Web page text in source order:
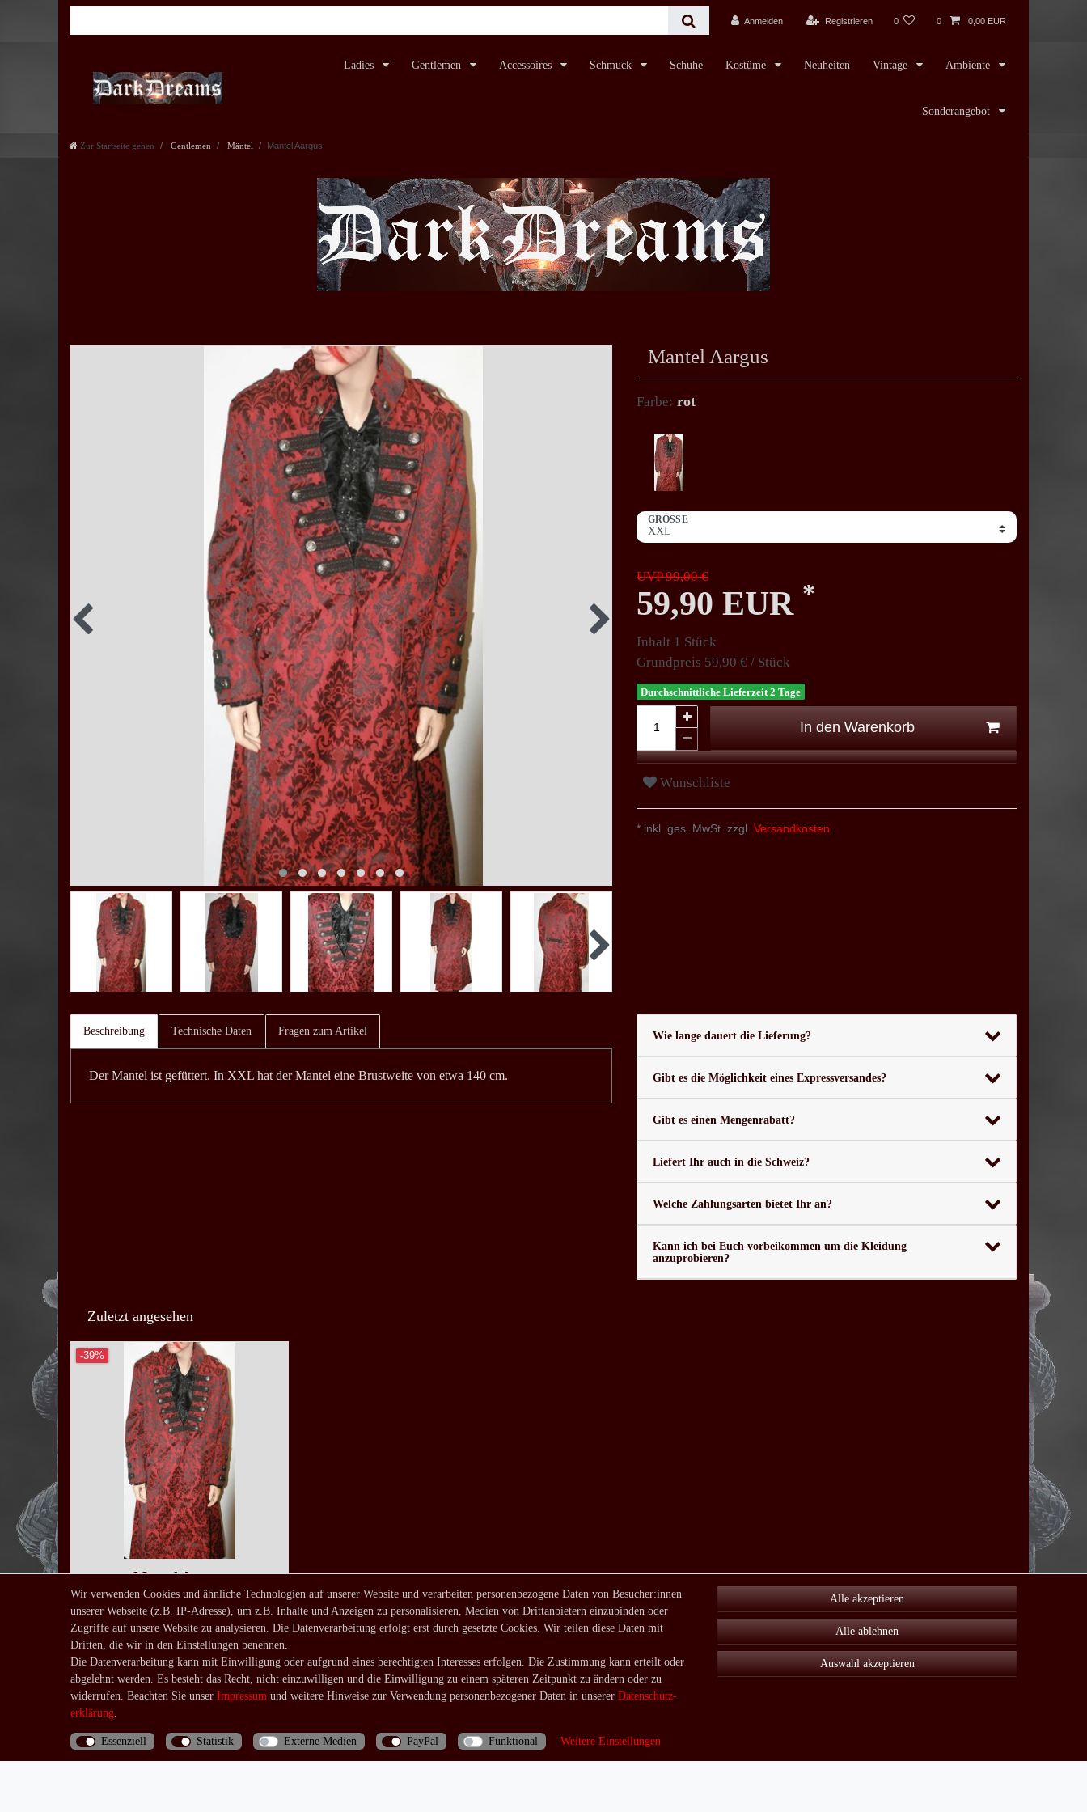
Anmelden Registrieren 0 0 0,00 EUR
Ladies Gentlemen Accessoires Schmuck Schuhe Kostüme Neuheiten Vintage Ambiente
Sonderangebot
Zur Startseite gehen Gentlemen Mäntel Mantel Aargus
Mantel Aargus
Farbe: rot
GRÖSSE
UVP 99,00 €
59,90 EUR *
Inhalt 1 Stück
Grundpreis 59,90 € / Stück
Durchschnittliche Lieferzeit 2 Tage
In den Warenkorb
Wunschliste
* inkl. ges. MwSt. zzgl. Versandkosten
Beschreibung Technische Daten Fragen zum Artikel
Der Mantel ist gefüttert. In XXL hat der Mantel eine Brustweite von etwa 140 cm.
Wie lange dauert die Lieferung?
Gibt es die Möglichkeit eines Expressversandes?
Gibt es einen Mengenrabatt?
Liefert Ihr auch in die Schweiz?
Welche Zahlungsarten bietet Ihr an?
Kann ich bei Euch vorbeikommen um die Kleidung
anzuprobieren?
Zuletzt angesehen
-39%
Mantel Aargus
UVP 99,00 € 59,90 € *
*inkl. ges. MwSt. zzgl.
Versandkosten
Wir verwenden Cookies und ähnliche Technologien auf unserer Website und verarbeiten personenbezogene Daten von Besucher:innen
unserer Webseite (z.B. IP-Adresse), um z.B. Inhalte und Anzeigen zu personalisieren, Medien von Drittanbietern einzubinden oder
Zugriffe auf unsere Website zu analysieren. Die Datenverarbeitung erfolgt erst durch gesetzte Cookies. Wir teilen diese Daten mit
Dritten, die wir in den Einstellungen benennen.
Die Datenverarbeitung kann mit Einwilligung oder aufgrund eines berechtigten Interesses erfolgen. Die Zustimmung kann erteilt oder
abgelehnt werden. Es besteht das Recht, nicht einzuwilligen und die Einwilligung zu einem späteren Zeitpunkt zu ändern oder zu
widerrufen. Beachten Sie unser Impressum und weitere Hinweise zur Verwendung personenbezogener Daten in unserer Daten­schutz­
erklärung.
Essenziell Statistik Externe Medien PayPal Funktional Weitere Einstellungen
Alle akzeptieren
Alle ablehnen
Auswahl akzeptieren